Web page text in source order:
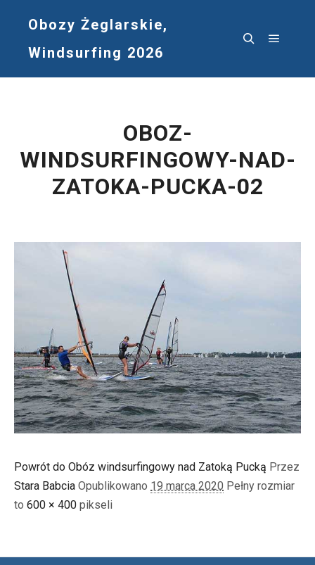
Obozy Żeglarskie,
Windsurfing 2026
OBOZ-
WINDSURFINGOWY-NAD-
ZATOKA-PUCKA-02
Powrót do Obóz windsurfingowy nad Zatoką Pucką Przez
Stara Babcia Opublikowano 19 marca 2020 Pełny rozmiar
to 600 × 400 pikseli